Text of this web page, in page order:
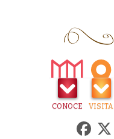
CONOCE VISITA